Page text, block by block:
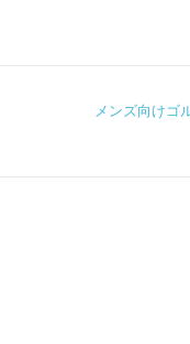
メンズ向けゴ